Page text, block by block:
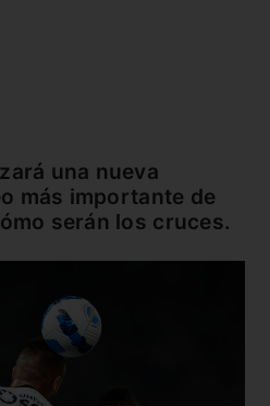
una nueva
más importante de
serán los cruces.